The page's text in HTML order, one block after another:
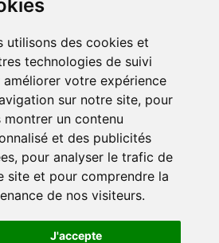
utilisons des cookies et
technologies de suivi
améliorer votre expérience
sur notre site, pour
montrer un contenu
et des publicités
pour analyser le trafic de
site et pour comprendre la
de nos visiteurs.
J'accepte